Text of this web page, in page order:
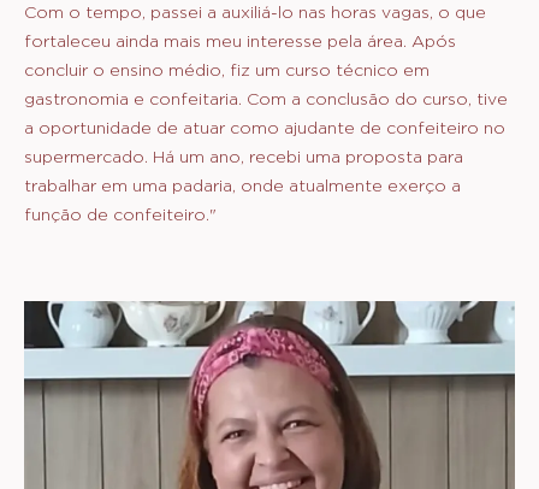
Com o tempo, passei a auxiliá-lo nas horas vagas, o que
fortaleceu ainda mais meu interesse pela área. Após
concluir o ensino médio, fiz um curso técnico em
gastronomia e confeitaria. Com a conclusão do curso, tive
a oportunidade de atuar como ajudante de confeiteiro no
supermercado. Há um ano, recebi uma proposta para
trabalhar em uma padaria, onde atualmente exerço a
função de confeiteiro."